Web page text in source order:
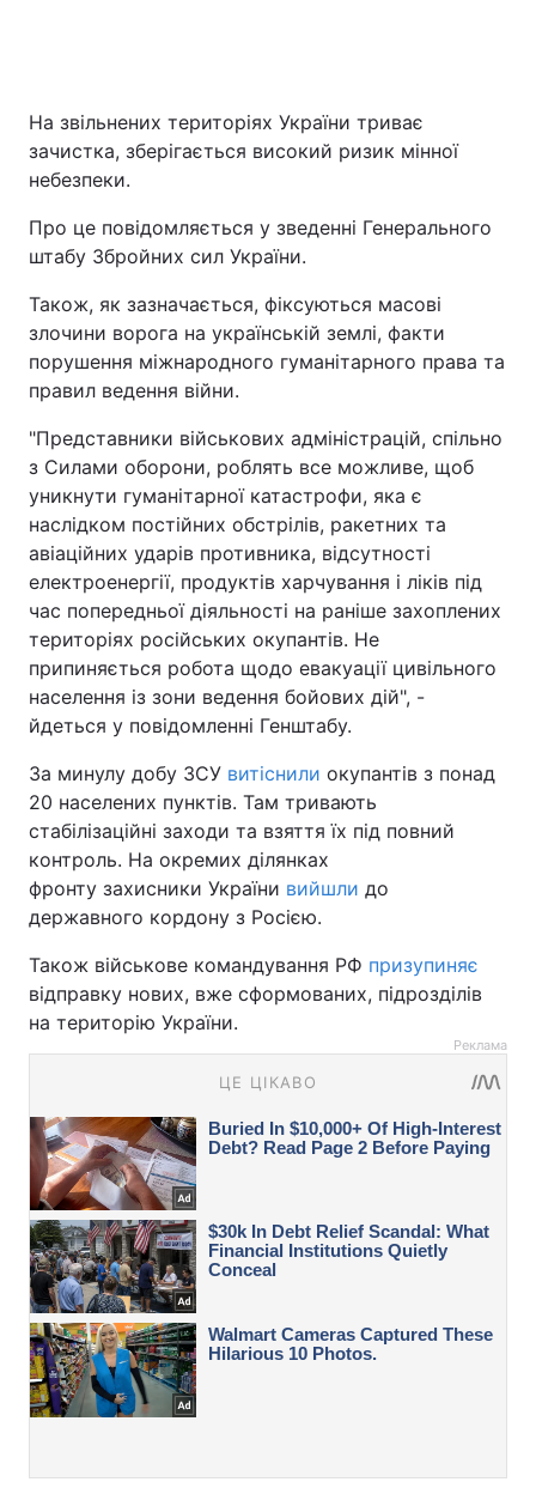
На звільнених територіях України триває
зачистка, зберігається високий ризик мінної
небезпеки.
Про це повідомляється у зведенні Генерального
штабу Збройних сил України.
Також, як зазначається, фіксуються масові
злочини ворога на українській землі, факти
порушення міжнародного гуманітарного права та
правил ведення війни.
"Представники військових адміністрацій, спільно
з Силами оборони, роблять все можливе, щоб
уникнути гуманітарної катастрофи, яка є
наслідком постійних обстрілів, ракетних та
авіаційних ударів противника, відсутності
електроенергії, продуктів харчування і ліків під
час попередньої діяльності на раніше захоплених
територіях російських окупантів. Не
припиняється робота щодо евакуації цивільного
населення із зони ведення бойових дій", -
йдеться у повідомленні Генштабу.
За минулу добу ЗСУ витіснили окупантів з понад
20 населених пунктів. Там тривають
стабілізаційні заходи та взяття їх під повний
контроль. На окремих ділянках
фронту захисники України вийшли до
державного кордону з Росією.
Також військове командування РФ призупиняє
відправку нових, вже сформованих, підрозділів
на територію України.
Реклама